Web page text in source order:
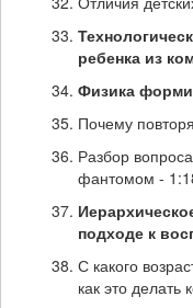
ребенка из
Физика
Почему
Разбор
фантомом -
подходе к
С какого
как это делать